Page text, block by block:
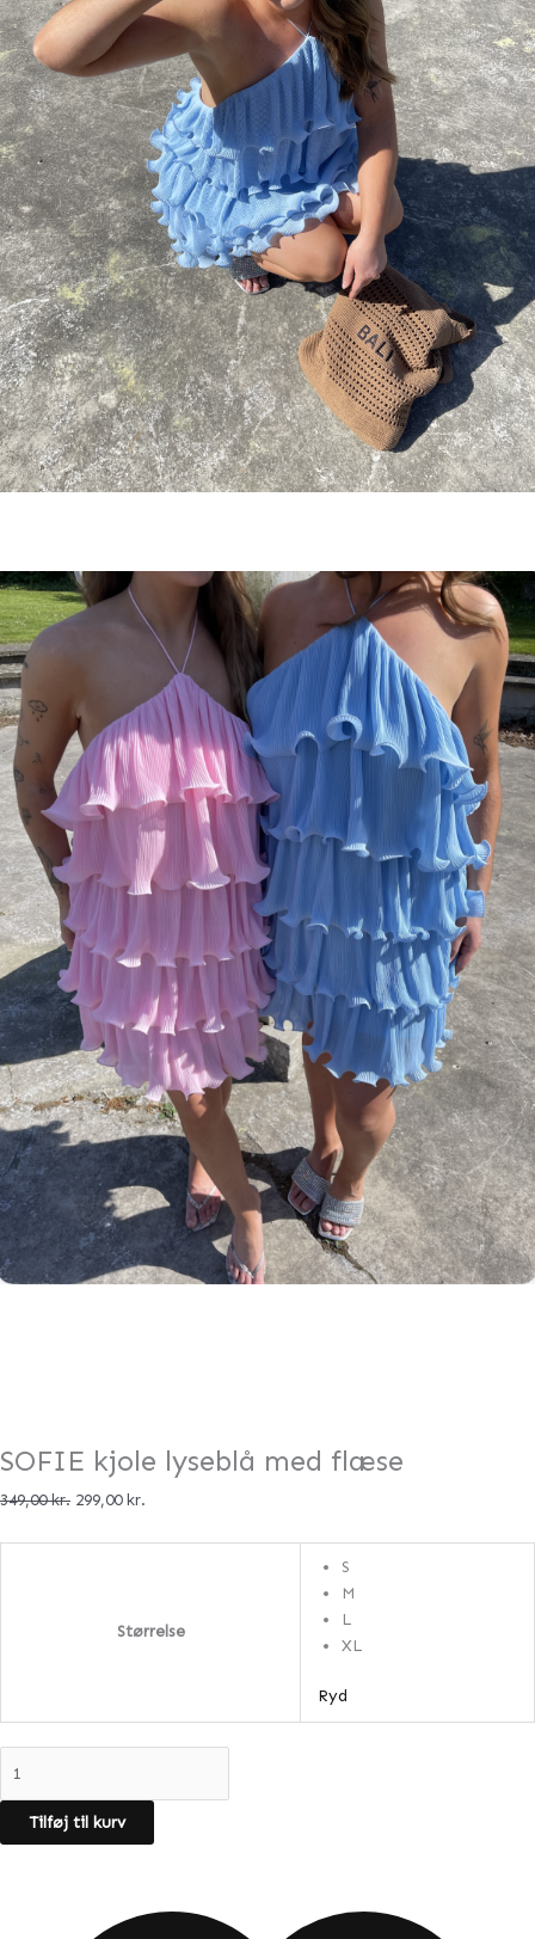
SOFIE kjole lyseblå med flæse
349,00kr. 299,00kr.
Størrelse
S
M
L
XL
Ryd
Tilføj til kurv